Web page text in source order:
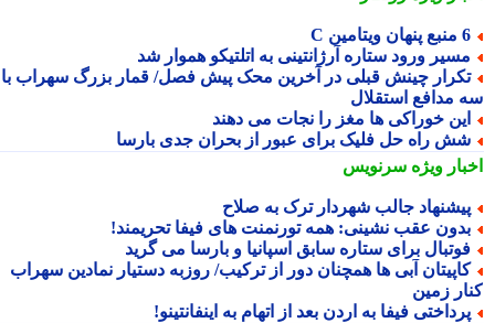
ورود ستاره آرژانتینی به اتلتیکو هموار شد
چینش قبلی در آخرین محک پیش فصل/ قمار بزرگ سهراب با
مدافع استقلال
خوراکی ها مغز را نجات می دهند
راه حل فلیک برای عبور از بحران جدی بارسا
ویژهسرنویس
جالب شهردار ترک به صلاح
عقب نشینی: همه تورنمنت های فیفا تحریمند!
برای ستاره سابق اسپانیا و بارسا می گرید
آبی ها همچنان دور از ترکیب/ روزبه دستیار نمادین سهراب
زمین
فیفا به اردن بعد از اتهام به اینفانتینو!